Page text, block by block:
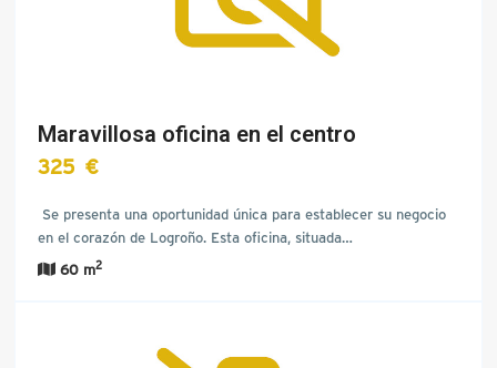
Maravillosa oficina en el centro
325 €
Se presenta una oportunidad única para establecer su negocio
en el corazón de Logroño. Esta oficina, situada…
60 m2